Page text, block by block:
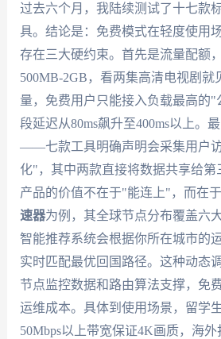
过去六个月，我陆续测试了十七款
具。结论是：免费模式在轻度使用
存在三大硬约束。首先是流量配额
500MB-2GB，看两集高清电视剧就
量，免费用户只能接入负载最高的
段延迟从80ms飙升至400ms以上。
——七款工具明确声明会采集用户
化"，其中两款直接将数据共享给第
产品的价值不在于"能连上"，而在
速器为例，其全球节点分布覆盖六
智能推荐系统会根据你所在城市的
实时匹配最优回国路径。这种动态
节点监控数据和路由算法支撑，免
运维成本。具体到使用场景，留学
50Mbps以上带宽保证4K画质，海